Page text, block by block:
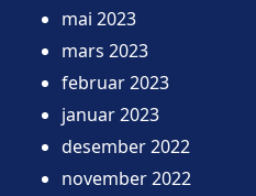
mai 2023
mars 2023
februar 2023
januar 2023
desember 2022
november 2022